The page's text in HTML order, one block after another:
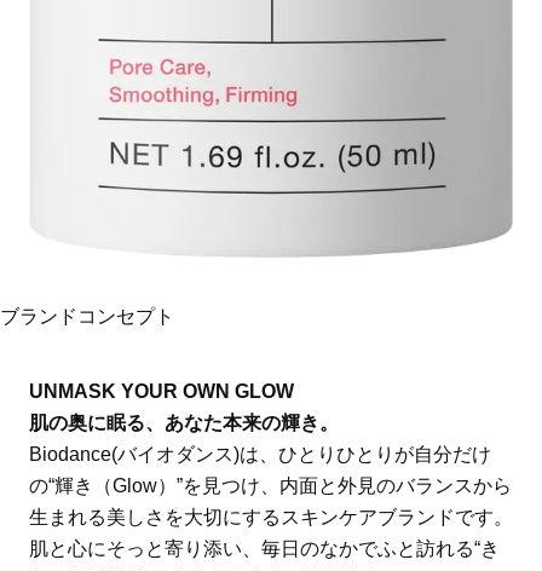
ブランドコンセプト
UNMASK YOUR OWN GLOW
肌の奥に眠る、あなた本来の輝き。
Biodance(バイオダンス)は、ひとりひとりが自分だけ
の“輝き（Glow）”を見つけ、内面と外見のバランスから
生まれる美しさを大切にするスキンケアブランドです。
肌と心にそっと寄り添い、毎日のなかでふと訪れる“き